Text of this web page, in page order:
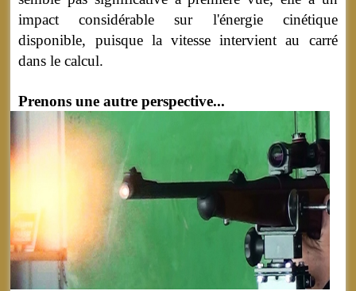
impact considérable sur l'énergie cinétique
disponible, puisque la vitesse intervient au carré
dans le calcul.
Prenons une autre perspective...